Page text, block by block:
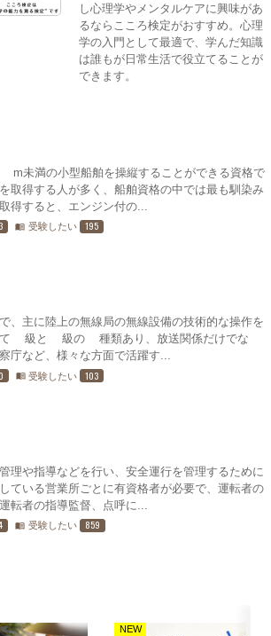
し心理学やメンタルケアに興味があ
るならこころ検定がおすすめ。心理
学の入門として最適で、学んだ知識
は誰もが日常生活で役立てることが
できます。
満の小型船舶を操縦することができる資格で
取得する人が多く、船舶資格の中では最も馴染み
得すると、エンジン付の...
menu_book 受験したい 195
、主に陸上の無線局の無線設備の技術的な操作を
て1級と2級の2種類あり、放送関係だけでな
庁など、様々な方面で活躍す...
menu_book 受験したい 103
理や指導などを行い、安全運行を管理するために
ている営業所ごとに有資格者が必要で、運転者の
転者の指導監督、点呼に...
menu_book 受験したい 859
NEW